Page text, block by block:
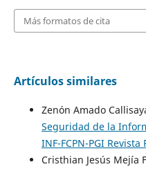
Más formatos de cita
Artículos similares
Zenón Amado
Seguridad de la
INF-FCPN-PGI
Cristhian Jesús Mejía